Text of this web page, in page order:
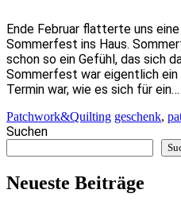
Ende Februar flatterte uns
Sommerfest ins Haus.
schon so ein Gefühl, das sich
Sommerfest war eigentlich
Termin war, wie es sich für ein…
Patchwork&Quilting geschenk,
Suchen
Neueste Beiträge